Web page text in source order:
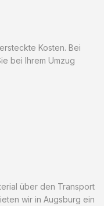
Kosten. Bei
bei Ihrem Umzug
über den Transport
wir in Augsburg ein